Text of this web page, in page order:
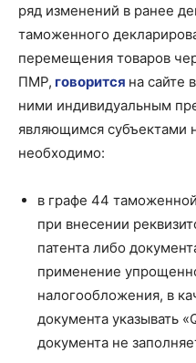
ряд изменений в ранее
таможенного
перемещения товаров
ПМР, говорится на сайте
ними индивидуальным
являющимся субъектами
необходимо:
в графе 44
при внесении
патента либо
применение
налогообложения, в
документа указывать
документа не